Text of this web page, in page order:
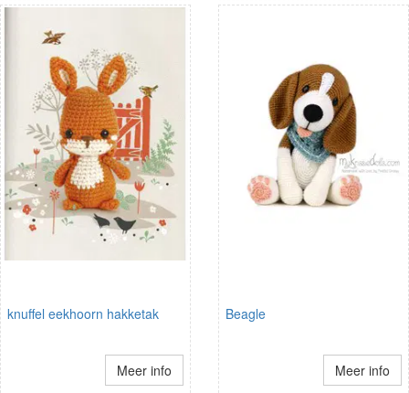
knuffel eekhoorn hakketak
Meer info
Beagle
Meer info